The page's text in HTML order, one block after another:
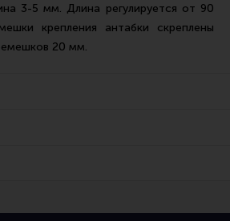
3-5 мм. Длина регулируется от 90
крепления антабки скреплены
20 мм.